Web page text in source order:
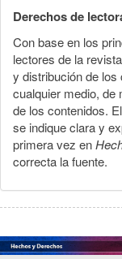
Derechos de
Con base en los
lectores de la
y distribución de los
cualquier medio, de
de los contenidos.
se indique clara y
primera vez en
correcta la fuente.